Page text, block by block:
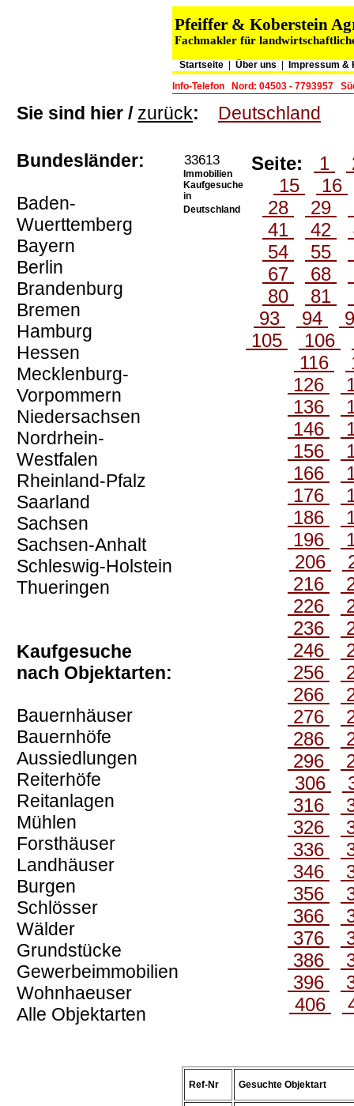
Pfeiffer & Koberstein
Fachmakler für
Startseite Über uns
Impressum &
Info-Telefon
Nord: 04503 - 7793957
Sie sind hier / zurück: Deutschland
Bundesländer:
Baden-
Wuerttemberg
Bayern
Berlin
Brandenburg
Bremen
Hamburg
Hessen
Mecklenburg-
Vorpommern
Niedersachsen
Nordrhein-
Westfalen
Rheinland-Pfalz
Saarland
Sachsen
Sachsen-Anhalt
Schleswig-Holstein
Thueringen
Kaufgesuche
nach Objektarten:
Bauernhäuser
Bauernhöfe
Aussiedlungen
Reiterhöfe
Reitanlagen
Mühlen
Forsthäuser
Landhäuser
Burgen
Schlösser
Wälder
Grundstücke
Gewerbeimmobilien
Wohnhaeuser
Alle Objektarten
33613
Immobilien
Kaufgesuche
in
Deutschland
Seite: 1
15
16
28
29
41
42
54
55
67
68
80
81
93
94
105
106
116
126
136
146
156
166
176
186
196
206
216
226
236
246
256
266
276
286
296
306
316
326
336
346
356
366
376
386
396
406
Ref-Nr Gesuchte Objektart